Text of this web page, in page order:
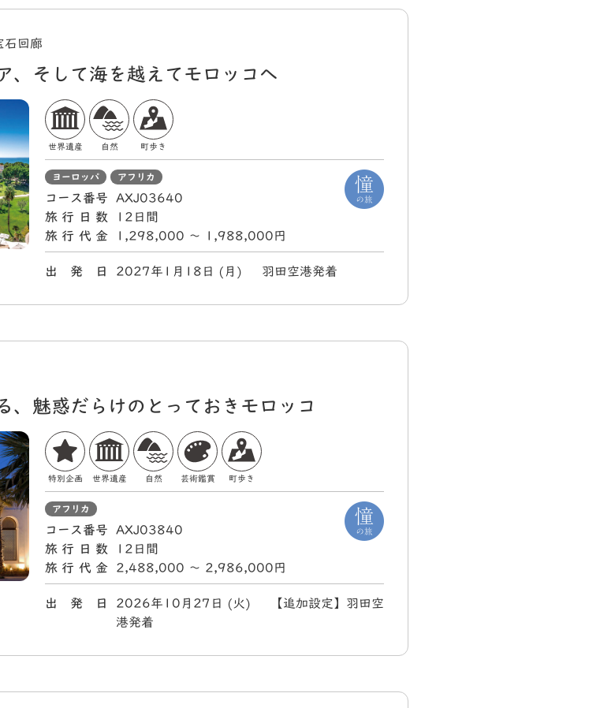
石回廊
、そして海を越えてモロッコへ
世界遺産 自然 町歩き
ヨーロッパ アフリカ
コース番号
AXJ03640
旅行日数
12日間
旅行代金
1,298,000 〜 1,988,000円
出 発 日 2027年1月18日 (月) 羽田空港発着
、魅惑だらけのとっておきモロッコ
特別企画 世界遺産 自然 芸術鑑賞 町歩き
アフリカ
コース番号
AXJ03840
旅行日数
12日間
旅行代金
2,488,000 〜 2,986,000円
出 発 日
2026年10月27日 (火) 【追加設定】羽田空
港発着